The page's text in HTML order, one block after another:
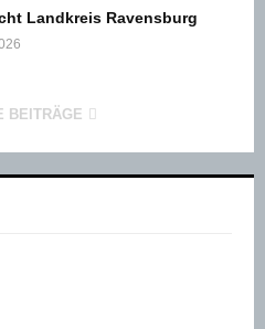
Landkreis Ravensburg
BEITRÄGE